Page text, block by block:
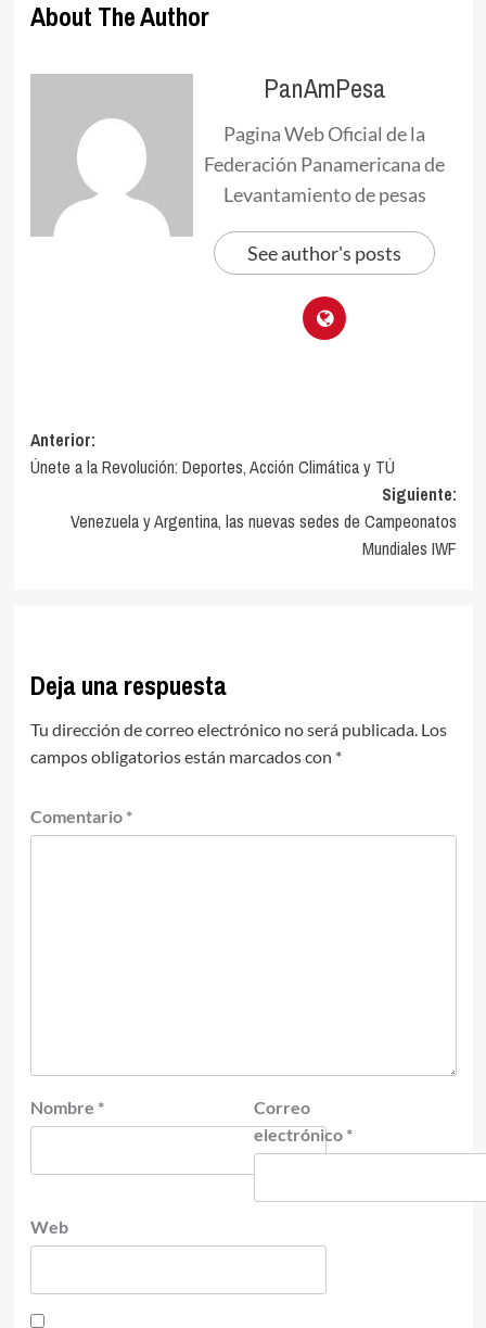
About The Author
PanAmPesa
Pagina Web Oficial de la
Federación Panamericana de
Levantamiento de pesas
See author's posts
Anterior:
Únete a la Revolución: Deportes, Acción Climática y TÚ
Siguiente:
Venezuela y Argentina, las nuevas sedes de Campeonatos
Mundiales IWF
Deja una respuesta
Tu dirección de correo electrónico no será publicada. Los
campos obligatorios están marcados con *
Comentario *
Nombre *
Correo
electrónico *
Web